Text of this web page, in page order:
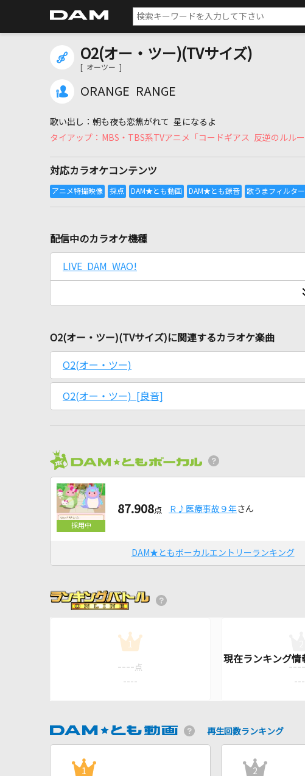
O2(オー・ツー)(TVサイズ)
[ オーツー ]
ORANGE RANGE
朝も夜も恋焦がれて 星になるよ
MBS・TBS系TVアニメ「コードギアス 反逆のルル
対応カラオケコンテンツ
配信中のカラオケ機種
LIVE DAM WAO!
O2(オー・ツー)(TVサイズ)に関連するカラオケ楽曲
O2(オー・ツー)
O2(オー・ツー) [良音]
87.908点 Ｒ♪医療事故９年さん
DAM★ともボーカルエントリーランキング
1
---- 点
----
----
再生回数ランキング
1 2